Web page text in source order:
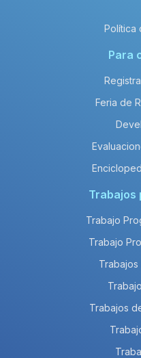
Política
Para
Feria de
Trabajos
Trabajo
Trabajo
Trabajos
Trabajos